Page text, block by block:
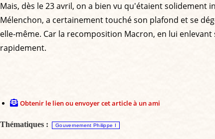
Mais, dès le 23 avril, on a bien vu qu'étaient solidement
Mélenchon, a certainement touché son plafond et se
elle-même. Car la recomposition Macron, en lui
rapidement.
Obtenir le lien ou envoyer cet article à un ami
Thématiques : Gouvernement Philippe I